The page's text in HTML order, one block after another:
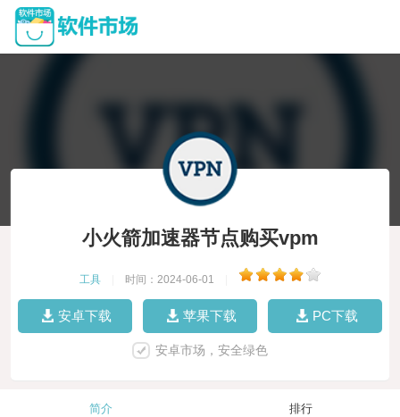
小火箭加速器节点购买vpm
工具 时间：2024-06-01
安卓下载 苹果下载 PC下载
安卓市场，安全绿色
简介 排行